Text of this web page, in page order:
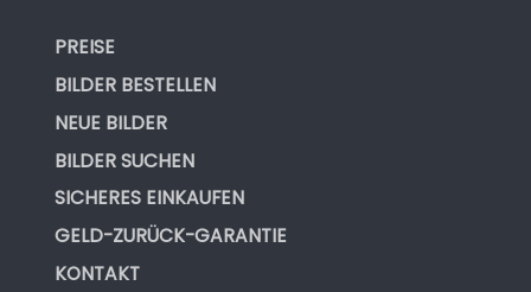
PREISE
BILDER BESTELLEN
NEUE BILDER
BILDER SUCHEN
SICHERES EINKAUFEN
GELD-ZURÜCK-GARANTIE
KONTAKT